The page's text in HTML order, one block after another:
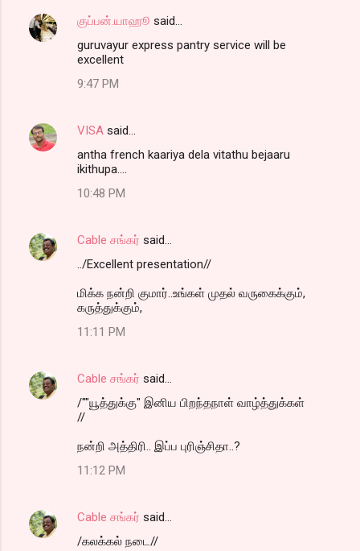
குப்பன்.யாஹூ said…
guruvayur express pantry service will be
excellent
9:47 PM
VISA said…
antha french kaariya dela vitathu bejaaru
ikithupa....
10:48 PM
Cable சங்கர் said…
../Excellent presentation//
மிக்க நன்றி குமார்..உங்கள் முதல் வருகைக்கும்,
கருத்துக்கும்,
11:11 PM
Cable சங்கர் said…
/""யூத்துக்கு" இனிய பிறந்தநாள் வாழ்த்துக்கள்
//
நன்றி அத்திரி.. இப்ப புரிஞ்சிதா..?
11:12 PM
Cable சங்கர் said…
/கலக்கல் நடை//